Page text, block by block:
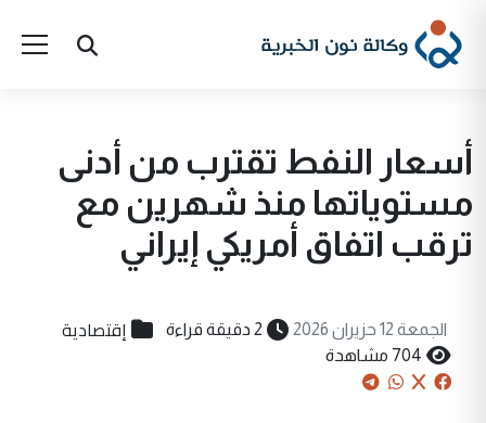
أسعار النفط تقترب من أدنى
مستوياتها منذ شهرين مع
ترقب اتفاق أمريكي إيراني
الجمعة 12 حزيران 2026 2 دقيقة قراءة إقتصادية
704 مشاهدة